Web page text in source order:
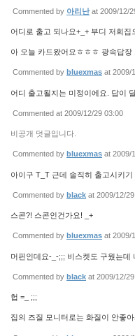
Commented by 아리난at 2009/12/
어디로 출고 되나요+_+ 부디 저희집
아 오늘 카드왔어요ㅎㅎㅎ 광속답장
Commented by bluexmas at 2009/
어디 출고될지는 미정이에요. 답이
Commented at 2009/12/29 03:00
비공개 덧글입니다.
Commented by bluexmas at 2009/
아이구 T_T 근데 솔직히 출고시키
Commented by black at 2009/12/
스콘?! 스콘인건가요! _+
Commented by bluexmas at 2009/
머핀인데요-_-;;; 비스켓도 구웠는데
Commented by black at 2009/12/
헙 =_ ;;;
집의 즈질 모니터로는 화질이 안좋